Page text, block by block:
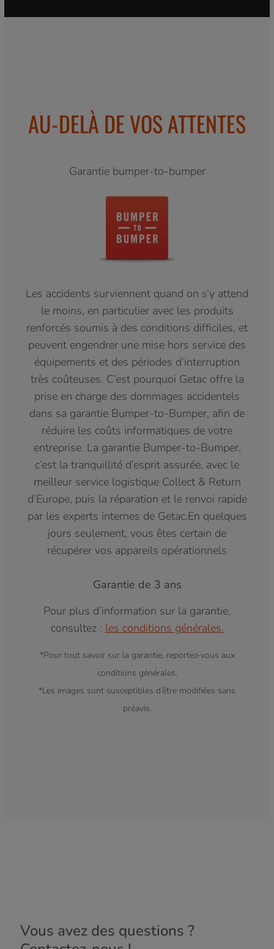
AU-DELÀ DE VOS ATTENTES
Garantie bumper-to-bumper
Les accidents surviennent quand on s’y attend
le moins, en particulier avec les produits
renforcés soumis à des conditions difficiles, et
peuvent engendrer une mise hors service des
équipements et des périodes d’interruption
très coûteuses. C’est pourquoi Getac offre la
prise en charge des dommages accidentels
dans sa garantie Bumper-to-Bumper, afin de
réduire les coûts informatiques de votre
entreprise. La garantie Bumper-to-Bumper,
c’est la tranquillité d’esprit assurée, avec le
meilleur service logistique Collect & Return
d’Europe, puis la réparation et le renvoi rapide
par les experts internes de Getac.En quelques
jours seulement, vous êtes certain de
récupérer vos appareils opérationnels
Garantie de 3 ans
Pour plus d’information sur la garantie,
consultez : les conditions générales.
*Pour tout savoir sur la garantie, reportez-vous aux
conditions générales.
*Les images sont susceptibles d’être modifiées sans
préavis.
Vous avez des questions ?